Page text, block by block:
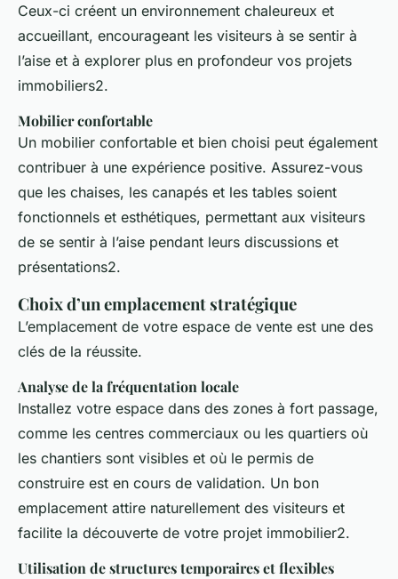
Ceux-ci créent un environnement chaleureux et
accueillant, encourageant les visiteurs à se sentir à
l’aise et à explorer plus en profondeur vos projets
immobiliers2.
Mobilier confortable
Un mobilier confortable et bien choisi peut également
contribuer à une expérience positive. Assurez-vous
que les chaises, les canapés et les tables soient
fonctionnels et esthétiques, permettant aux visiteurs
de se sentir à l’aise pendant leurs discussions et
présentations2.
Choix d’un emplacement stratégique
L’emplacement de votre espace de vente est une des
clés de la réussite.
Analyse de la fréquentation locale
Installez votre espace dans des zones à fort passage,
comme les centres commerciaux ou les quartiers où
les chantiers sont visibles et où le permis de
construire est en cours de validation. Un bon
emplacement attire naturellement des visiteurs et
facilite la découverte de votre projet immobilier2.
Utilisation de structures temporaires et flexibles